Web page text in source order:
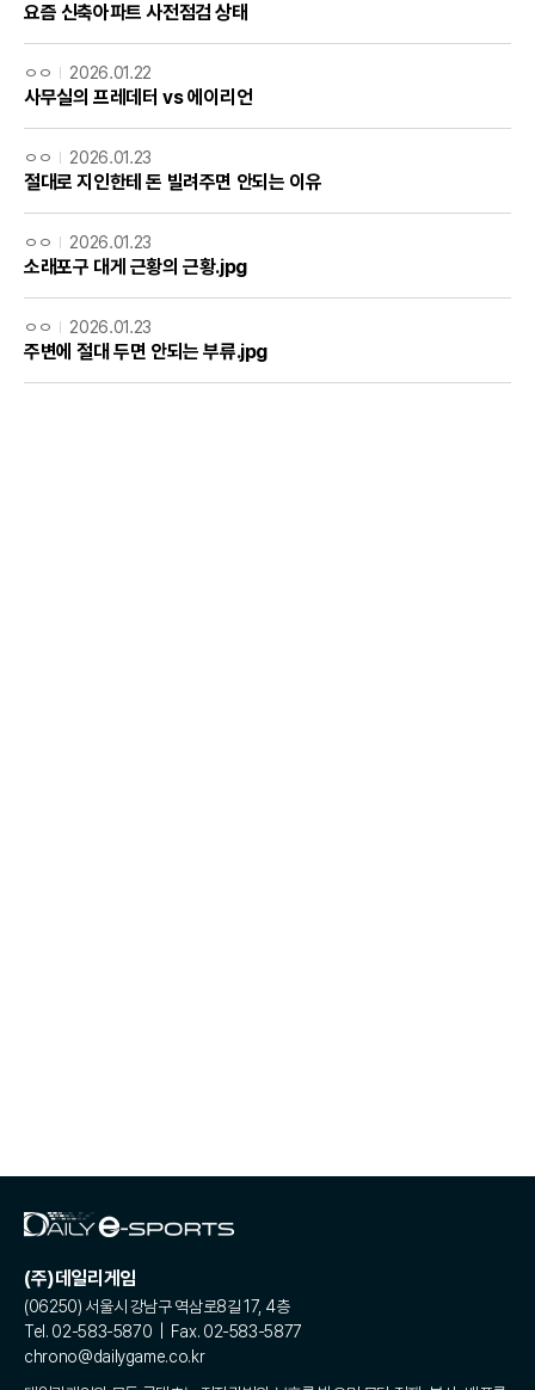
요즘 신축아파트 사전점검 상태
ㅇㅇ 2026.01.22
사무실의 프레데터 vs 에이리언
ㅇㅇ 2026.01.23
절대로 지인한테 돈 빌려주면 안되는 이유
ㅇㅇ 2026.01.23
소래포구 대게 근황의 근황.jpg
ㅇㅇ 2026.01.23
주변에 절대 두면 안되는 부류.jpg
(주)데일리게임
(06250) 서울시 강남구 역삼로8길 17, 4층
Tel. 02-583-5870 | Fax. 02-583-5877
chrono@dailygame.co.kr